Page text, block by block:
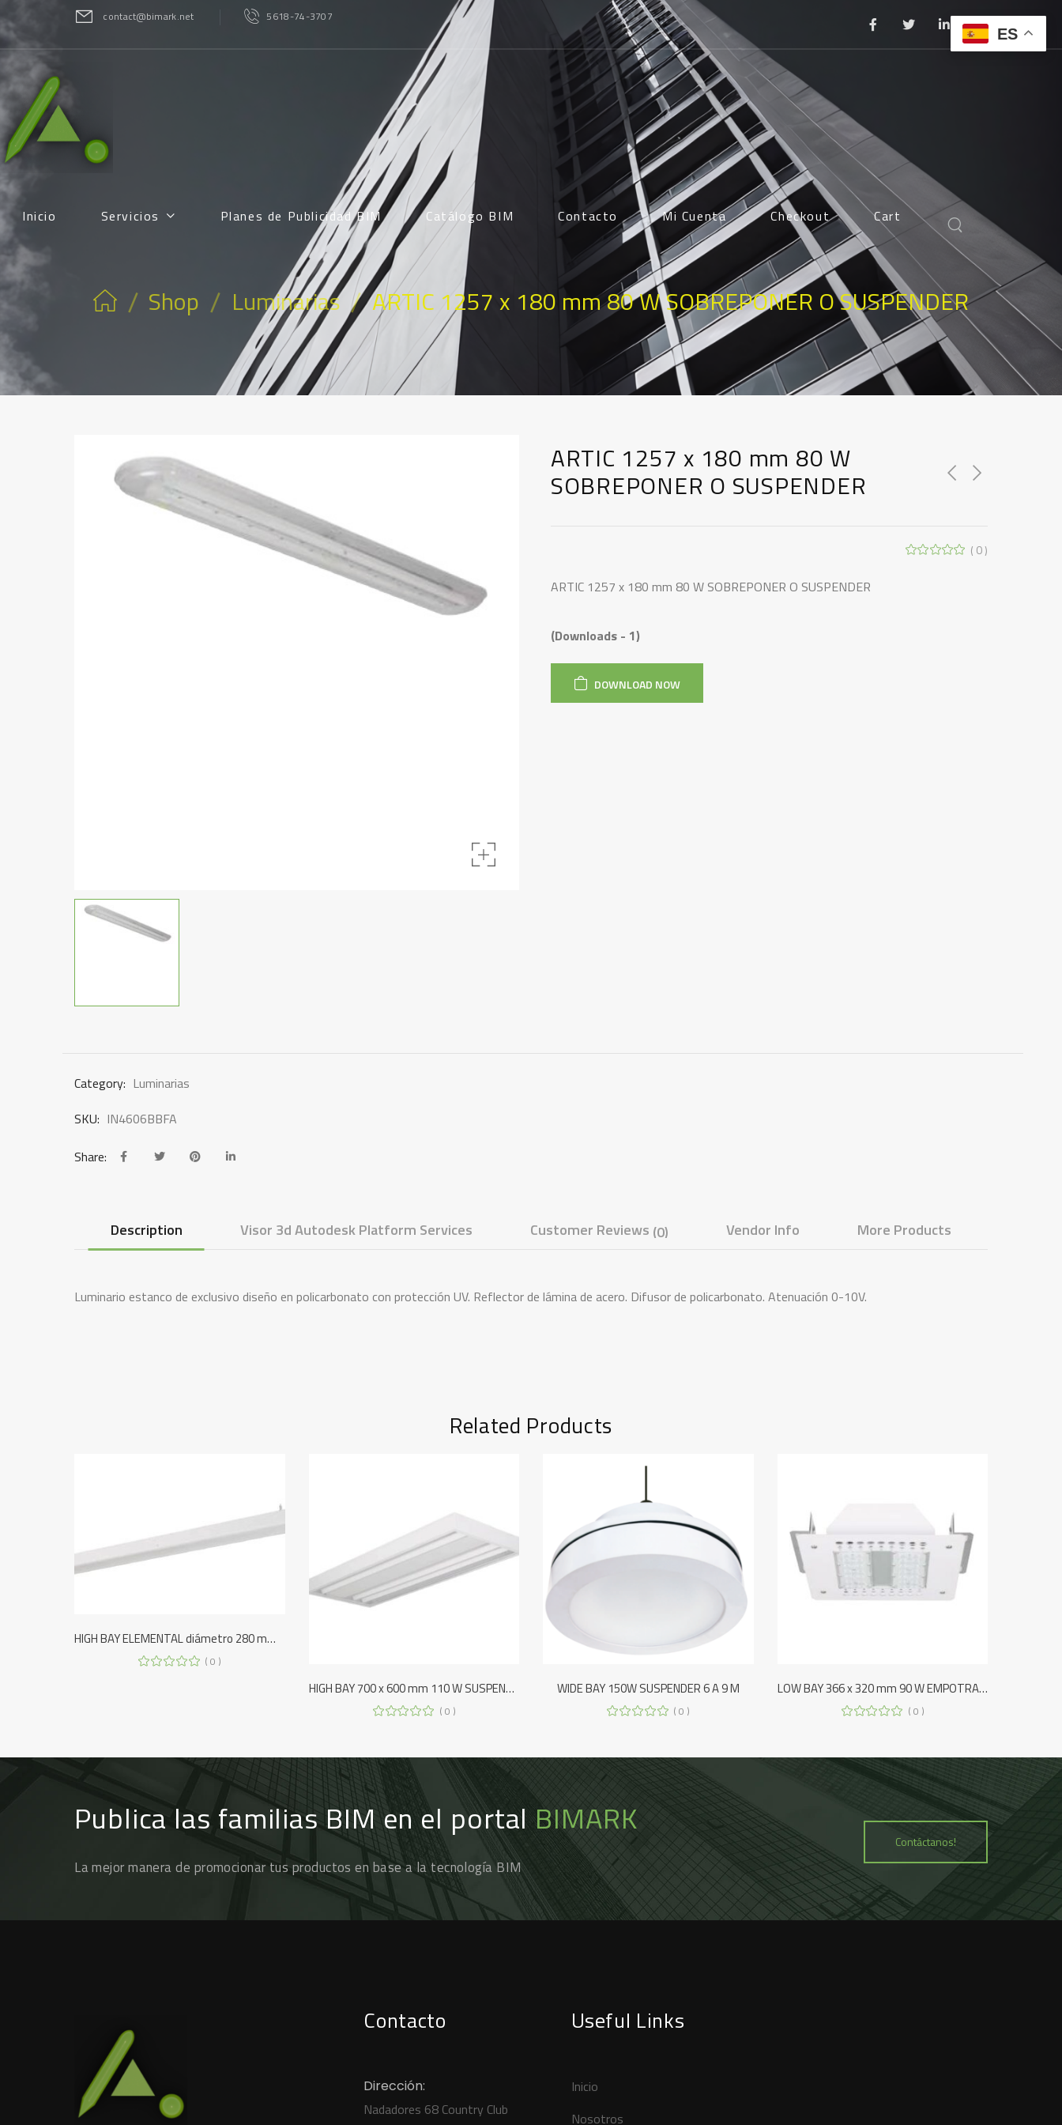
contact@bimark.net 5618-74-3707
Inicio Servicios Planes de Publicidad BIM Catálogo BIM Contacto Mi Cuenta Checkout Cart
/ Shop / Luminarias / ARTIC 1257 x 180 mm 80 W SOBREPONER O SUSPENDER
ARTIC 1257 x 180 mm 80 W
SOBREPONER O SUSPENDER
( 0 )
ARTIC 1257 x 180 mm 80 W SOBREPONER O SUSPENDER
(Downloads - 1)
DOWNLOAD NOW
Category: Luminarias
SKU: IN4606BBFA
Share:
Description Visor 3d Autodesk Platform Services Customer Reviews (0) Vendor Info More Products
Luminario estanco de exclusivo diseño en policarbonato con protección UV. Reflector de lámina de acero. Difusor de policarbonato. Atenuación 0-10V.
Related Products
HIGH BAY ELEMENTAL diámetro 280 mm SUSPENDER
( 0 )
HIGH BAY 700 x 600 mm 110 W SUSPENDER 4 A 7 M
( 0 )
WIDE BAY 150W SUSPENDER 6 A 9 M
( 0 )
LOW BAY 366 x 320 mm 90 W EMPOTRAR/SOBREPONER
( 0 )
Publica las familias BIM en el portalBIMARK
La mejor manera de promocionar tus productos en base a la tecnología BIM
Contáctanos!
Contacto
Dirección:
Nadadores 68 Country Club
Useful Links
Inicio
Nosotros
ES